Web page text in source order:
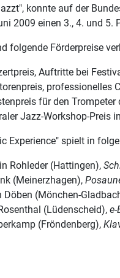
konnte auf der
2009 einen 3., 4. und 5.
folgende Förderpreise
Auftritte bei
professionelles
für den
Jazz-Workshop-Preis
Experience" spielt in
Rohleder (Hattingen),
(Meinerzhagen),
Döben (Mönchen-
(Lüdenscheid), e-
(Fröndenberg),